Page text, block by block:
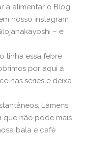
a alimentar o Blog
nosso instagram
– e
tinha essa febre
por aqui a
nas séries e deixa
Lámens
que não pode mais
bala e café